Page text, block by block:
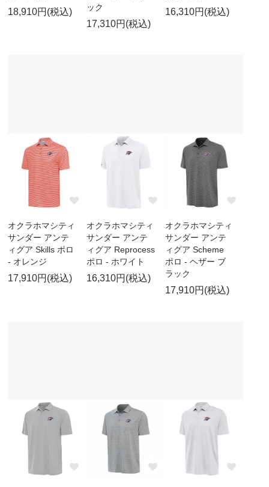
18,910円(税込)
ック
17,310円(税込)
16,310円(税込)
オクラホマシティ
サンダー アンテ
ィグア Skills ポロ
- オレンジ
17,910円(税込)
オクラホマシティ
サンダー アンテ
ィグア Reprocess
ポロ - ホワイト
16,310円(税込)
オクラホマシティ
サンダー アンテ
ィグア Scheme
ポロ - ヘザー ブ
ラック
17,910円(税込)